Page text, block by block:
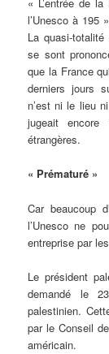
l’Unesco à 195
La quasi-
se sont
que la France
derniers jours
n’est ni le lieu
jugeait encore
étrangères.
« Prématuré »
Car beaucoup
l’Unesco ne
entreprise par
Le président
demandé le
palestinien.
par le Conseil
américain.